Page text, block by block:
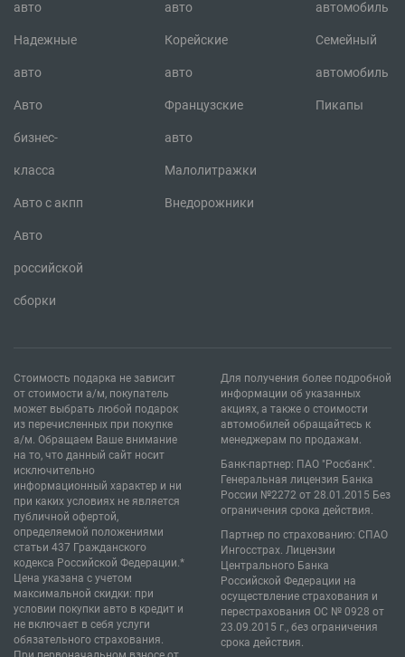
авто
Надежные
авто
Авто
бизнес-
класса
Авто с акпп
Авто
российской
сборки
авто
Корейские
авто
Французские
авто
Малолитражки
Внедорожники
автомобиль
Семейный
автомобиль
Пикапы
Стоимость подарка не зависит
от стоимости а/м, покупатель
может выбрать любой подарок
из перечисленных при покупке
а/м. Обращаем Ваше внимание
на то, что данный сайт носит
исключительно
информационный характер и ни
при каких условиях не является
публичной офертой,
определяемой положениями
статьи 437 Гражданского
кодекса Российской Федерации.*
Цена указана с учетом
максимальной скидки: при
условии покупки авто в кредит и
не включает в себя услуги
обязательного страхования.
Для получения более подробной
информации об указанных
акциях, а также о стоимости
автомобилей обращайтесь к
менеджерам по продажам.
Банк-партнер: ПАО "Росбанк".
Генеральная лицензия Банка
России №2272 от 28.01.2015 Без
ограничения срока действия.
Партнер по страхованию: СПАО
Ингосстрах. Лицензии
Центрального Банка
Российской Федерации на
осуществление страхования и
перестрахования ОС № 0928 от
23.09.2015 г., без ограничения
срока действия.